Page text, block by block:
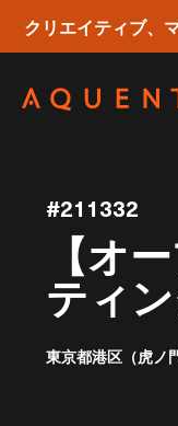
クリエイティブ、
#211332
【オ
ティ
東京都港区（虎ノ